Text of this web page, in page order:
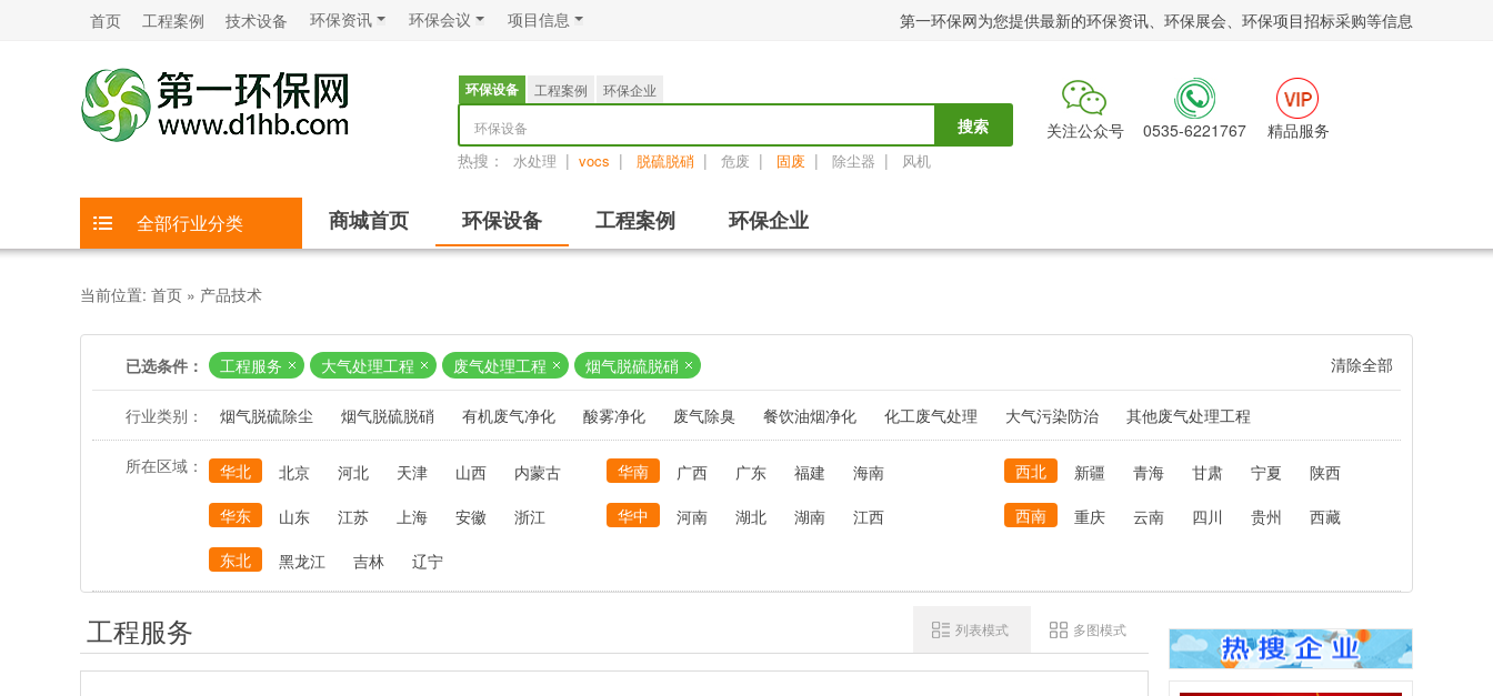
首页 工程案例 技术设备 环保资讯 环保会议 项目信息 第一环保网为您提供最新的环保资讯、环保展会、环保项目招标采购等信息
环保设备 工程案例
环保企业
环保设备
搜索
热搜： 水处理 | vocs | 脱硫脱硝 | 危废 | 固废 | 除尘器 | 风机
关注公众号 0535-6221767 精品服务
全部行业分类 商城首页 环保设备 工程案例 环保企业
当前位置: 首页 » 产品技术
已选条件： 清除全部
工程服务 大气处理工程 废气处理工程 烟气脱硫脱硝
行业类别： 烟气脱硫除尘 烟气脱硫脱硝 有机废气净化 酸雾净化 废气除臭 餐饮油烟净化 化工废气处理 大气污染防治 其他废气处理工程
所在区域： 华北 北京 河北 天津 山西 内蒙古 华南 广西 广东 福建 海南 西北 新疆 青海 甘肃 宁夏
陕西
华东
山东 江苏 上海 安徽 浙江 华中 河南 湖北 湖南 江西 西南 重庆 云南 四川 贵州
西藏
东北
黑龙江 吉林 辽宁
工程服务 列表模式 多图模式